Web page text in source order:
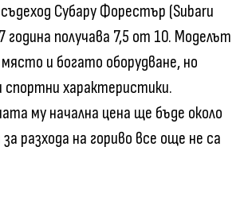
Субару Форестър (Subaru
година получава 7,5 от 10. Моделът
и богато оборудване, но
характеристики.
му начална цена ще бъде около
разхода на гориво все още не са